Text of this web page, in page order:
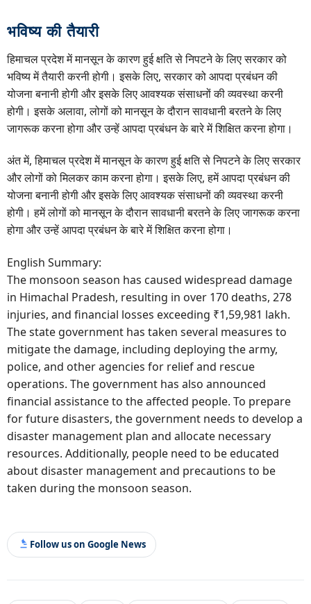
भविष्य की तैयारी
हिमाचल प्रदेश में मानसून के कारण हुई क्षति से निपटने के लिए सरकार को
भविष्य में तैयारी करनी होगी। इसके लिए, सरकार को आपदा प्रबंधन की
योजना बनानी होगी और इसके लिए आवश्यक संसाधनों की व्यवस्था करनी
होगी। इसके अलावा, लोगों को मानसून के दौरान सावधानी बरतने के लिए
जागरूक करना होगा और उन्हें आपदा प्रबंधन के बारे में शिक्षित करना होगा।
अंत में, हिमाचल प्रदेश में मानसून के कारण हुई क्षति से निपटने के लिए सरकार
और लोगों को मिलकर काम करना होगा। इसके लिए, हमें आपदा प्रबंधन की
योजना बनानी होगी और इसके लिए आवश्यक संसाधनों की व्यवस्था करनी
होगी। हमें लोगों को मानसून के दौरान सावधानी बरतने के लिए जागरूक करना
होगा और उन्हें आपदा प्रबंधन के बारे में शिक्षित करना होगा।
English Summary:
The monsoon season has caused widespread damage
in Himachal Pradesh, resulting in over 170 deaths, 278
injuries, and financial losses exceeding ₹1,59,981 lakh.
The state government has taken several measures to
mitigate the damage, including deploying the army,
police, and other agencies for relief and rescue
operations. The government has also announced
financial assistance to the affected people. To prepare
for future disasters, the government needs to develop a
disaster management plan and allocate necessary
resources. Additionally, people need to be educated
about disaster management and precautions to be
taken during the monsoon season.
Follow us on Google News